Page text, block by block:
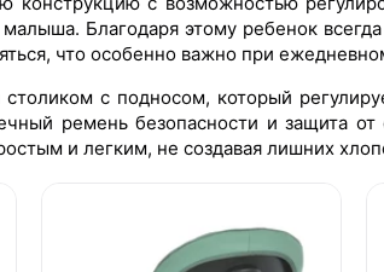
Благодаря этому ребенок
что особенно важно при
с подносом, который
ремень безопасности и защита
и легким, не создавая лишних